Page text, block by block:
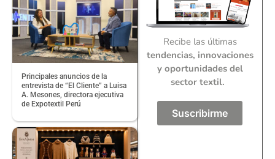
Recibe las últimas
tendencias, innovaciones
y oportunidades del
sector textil.
Suscribirme
Principales anuncios de la
entrevista de “El Cliente” a Luisa
A. Mesones, directora ejecutiva
de Expotextil Perú